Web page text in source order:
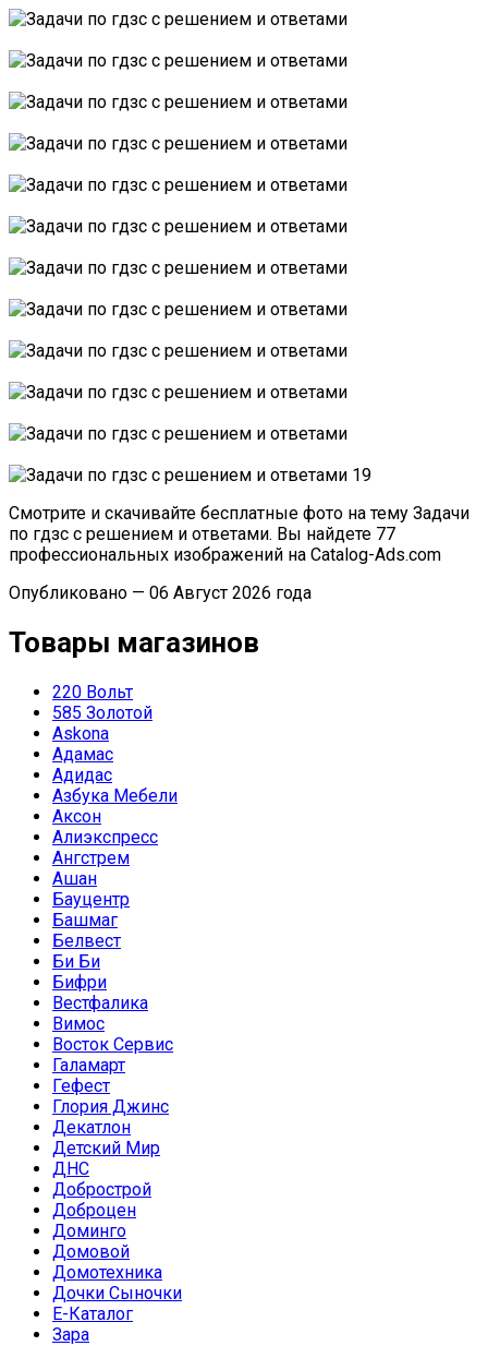
Смотрите и скачивайте бесплатные фото на тему Задачи
по гдзс с решением и ответами. Вы найдете 77
профессиональных изображений на Catalog-Ads.com
Опубликовано — 06 Август 2026 года
Товары магазинов
220 Вольт
585 Золотой
Askona
Адамас
Адидас
Азбука Мебели
Аксон
Алиэкспресс
Ангстрем
Ашан
Бауцентр
Башмаг
Белвест
Би Би
Бифри
Вестфалика
Вимос
Восток Сервис
Галамарт
Гефест
Глория Джинс
Декатлон
Детский Мир
ДНС
Добрострой
Доброцен
Доминго
Домовой
Домотехника
Дочки Сыночки
Е-Каталог
Зара